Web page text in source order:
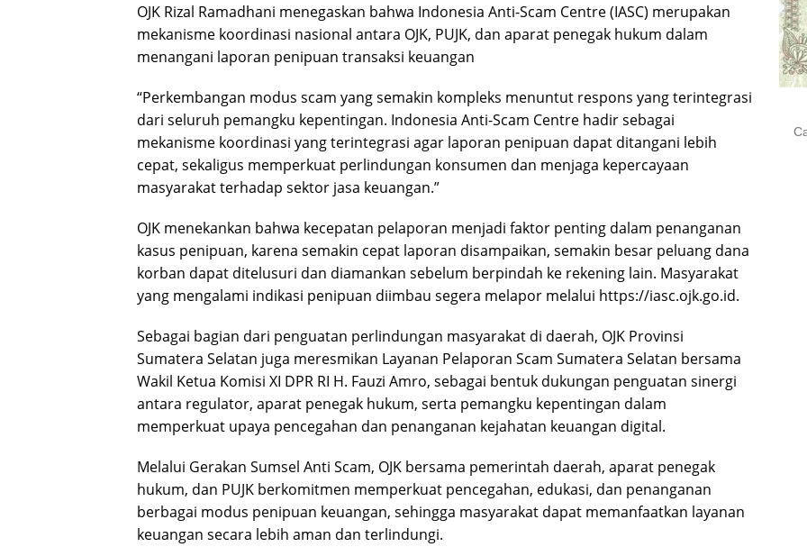
OJK Rizal Ramadhani menegaskan bahwa Indonesia Anti-Scam Centre (IASC) merupakan
mekanisme koordinasi nasional antara OJK, PUJK, dan aparat penegak hukum dalam
menangani laporan penipuan transaksi keuangan
“Perkembangan modus scam yang semakin kompleks menuntut respons yang terintegrasi
dari seluruh pemangku kepentingan. Indonesia Anti-Scam Centre hadir sebagai
mekanisme koordinasi yang terintegrasi agar laporan penipuan dapat ditangani lebih
cepat, sekaligus memperkuat perlindungan konsumen dan menjaga kepercayaan
masyarakat terhadap sektor jasa keuangan.”
OJK menekankan bahwa kecepatan pelaporan menjadi faktor penting dalam penanganan
kasus penipuan, karena semakin cepat laporan disampaikan, semakin besar peluang dana
korban dapat ditelusuri dan diamankan sebelum berpindah ke rekening lain. Masyarakat
yang mengalami indikasi penipuan diimbau segera melapor melalui https://iasc.ojk.go.id.
Sebagai bagian dari penguatan perlindungan masyarakat di daerah, OJK Provinsi
Sumatera Selatan juga meresmikan Layanan Pelaporan Scam Sumatera Selatan bersama
Wakil Ketua Komisi XI DPR RI H. Fauzi Amro, sebagai bentuk dukungan penguatan sinergi
antara regulator, aparat penegak hukum, serta pemangku kepentingan dalam
memperkuat upaya pencegahan dan penanganan kejahatan keuangan digital.
Melalui Gerakan Sumsel Anti Scam, OJK bersama pemerintah daerah, aparat penegak
hukum, dan PUJK berkomitmen memperkuat pencegahan, edukasi, dan penanganan
berbagai modus penipuan keuangan, sehingga masyarakat dapat memanfaatkan layanan
keuangan secara lebih aman dan terlindungi.